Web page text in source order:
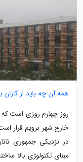
همه آن چه باید از
روز چهارم روزی است
خارج شهر برویم قرار
در نزدیکی جمهوری
مبنای تکنولوژی بالا